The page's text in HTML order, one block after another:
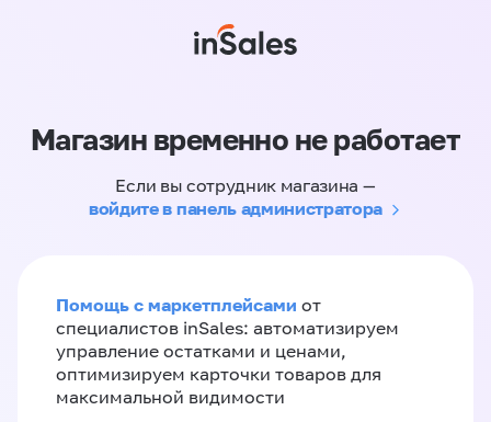
Магазин временно не работает
Если вы сотрудник магазина —
войдите в панель администратора
Помощь с маркетплейсами от
специалистов inSales: автоматизируем
управление остатками и ценами,
оптимизируем карточки товаров для
максимальной видимости